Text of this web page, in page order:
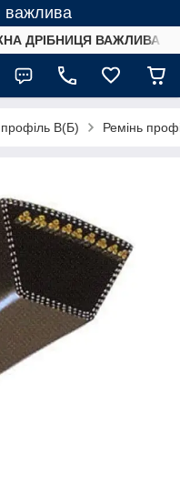
важлива
ДРІБНИЦЯ ВАЖЛИВА /
B(Б) Ремінь